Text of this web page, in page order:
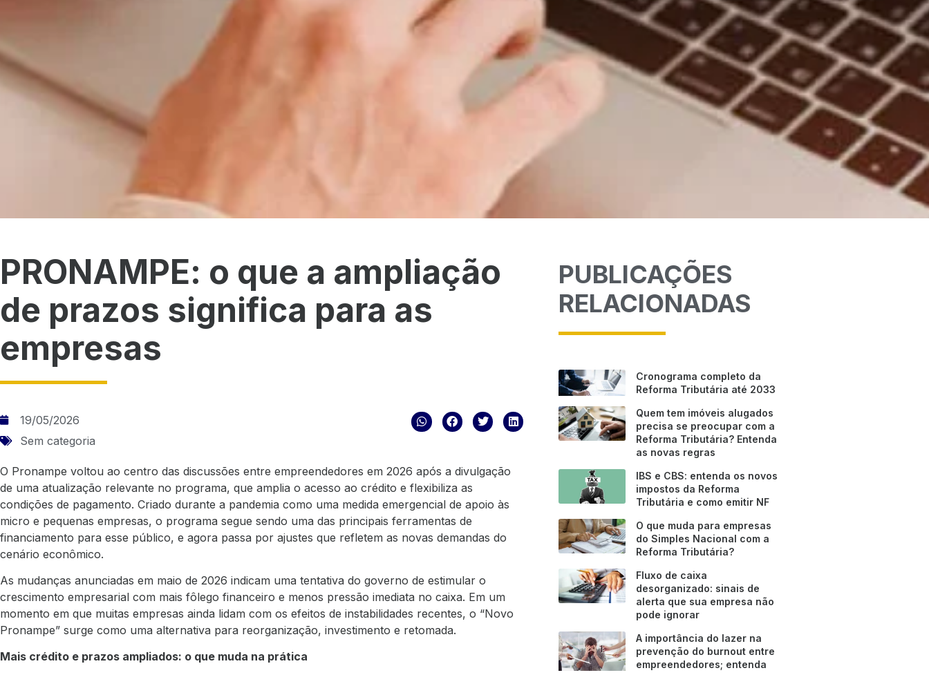
PRONAMPE: o que a ampliação
de prazos significa para as
empresas
19/05/2026
Sem categoria
O Pronampe voltou ao centro das discussões entre empreendedores em 2026 após a divulgação
de uma atualização relevante no programa, que amplia o acesso ao crédito e flexibiliza as
condições de pagamento. Criado durante a pandemia como uma medida emergencial de apoio às
micro e pequenas empresas, o programa segue sendo uma das principais ferramentas de
financiamento para esse público, e agora passa por ajustes que refletem as novas demandas do
cenário econômico.
As mudanças anunciadas em maio de 2026 indicam uma tentativa do governo de estimular o
crescimento empresarial com mais fôlego financeiro e menos pressão imediata no caixa. Em um
momento em que muitas empresas ainda lidam com os efeitos de instabilidades recentes, o “Novo
Pronampe” surge como uma alternativa para reorganização, investimento e retomada.
Mais crédito e prazos ampliados: o que muda na prática
PUBLICAÇÕES
RELACIONADAS
Cronograma completo da
Reforma Tributária até 2033
Quem tem imóveis alugados
precisa se preocupar com a
Reforma Tributária? Entenda
as novas regras
IBS e CBS: entenda os novos
impostos da Reforma
Tributária e como emitir NF
O que muda para empresas
do Simples Nacional com a
Reforma Tributária?
Fluxo de caixa
desorganizado: sinais de
alerta que sua empresa não
pode ignorar
A importância do lazer na
prevenção do burnout entre
empreendedores; entenda